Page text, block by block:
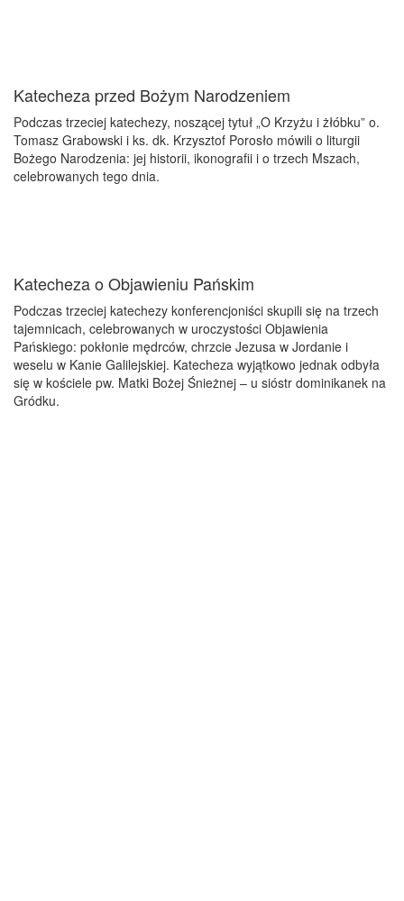
Katecheza przed Bożym Narodzeniem
Podczas trzeciej katechezy, noszącej tytuł „O Krzyżu i żłóbku” o.
Tomasz Grabowski i ks. dk. Krzysztof Porosło mówili o liturgii
Bożego Narodzenia: jej historii, ikonografii i o trzech Mszach,
celebrowanych tego dnia.
Katecheza o Objawieniu Pańskim
Podczas trzeciej katechezy konferencjoniści skupili się na trzech
tajemnicach, celebrowanych w uroczystości Objawienia
Pańskiego: pokłonie mędrców, chrzcie Jezusa w Jordanie i
weselu w Kanie Galilejskiej. Katecheza wyjątkowo jednak odbyła
się w kościele pw. Matki Bożej Śnieżnej – u sióstr dominikanek na
Gródku.